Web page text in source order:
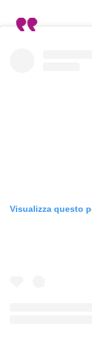
Visualizza questo